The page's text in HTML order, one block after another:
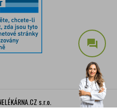
question_answer
s.r.o.